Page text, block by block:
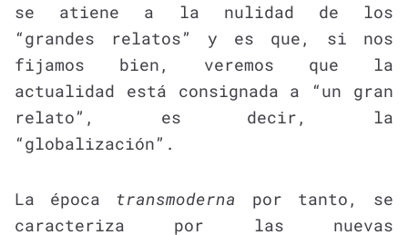
se atiene a la nulidad de los
“grandes relatos” y es que, si nos
fijamos bien, veremos que la
actualidad está consignada a “un gran
relato”, es decir, la
“globalización”.
La época transmoderna
por tanto, se
caracteriza por las nuevas